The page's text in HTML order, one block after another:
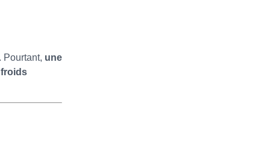
Pourtant, une
froids